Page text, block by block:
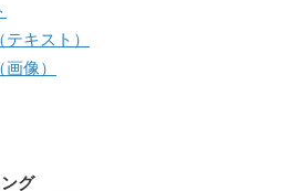
キスト）
像）
グ